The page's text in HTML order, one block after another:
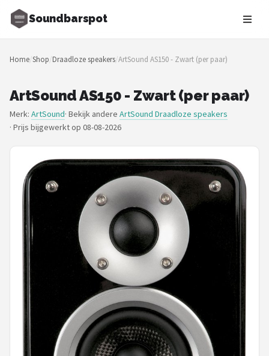
Soundbarspot
Zoeken
NAVIGATIE
Merken
Blog
Muziekstijlen
Sonos
JBL
Samsung
Shop
POPULAIRE MERKEN
Power Dynamics
Home/Shop/Draadloze speakers/ArtSound AS150 - Zwart (per paar)
ArtSound AS150 - Zwart (per paar)
Merk: ArtSound· Bekijk andere ArtSound Draadloze speakers
· Prijs bijgewerkt op 08-08-2026